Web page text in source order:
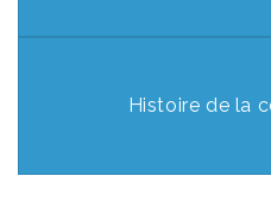
Histoire de la